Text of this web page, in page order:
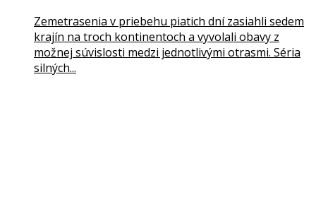
Zemetrasenia v priebehu piatich dní zasiahli sedem
krajín na troch kontinentoch a vyvolali obavy z
možnej súvislosti medzi jednotlivými otrasmi. Séria
silných...